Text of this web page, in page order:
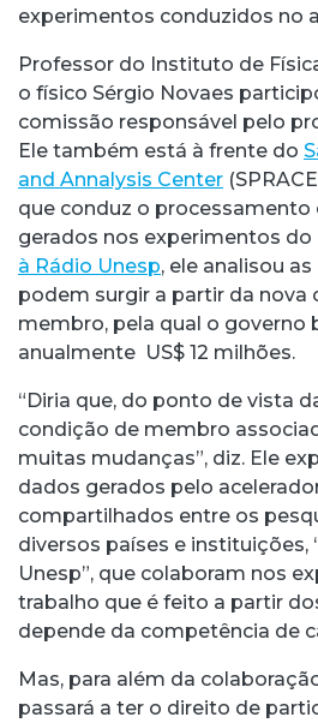
experimentos conduzidos no
Professor do Instituto de
o físico Sérgio Novaes
comissão responsável pelo
Ele também está à frente do
and Annalysis Center
que conduz o
gerados nos experimentos do
à Rádio Unesp, ele analisou
podem surgir a partir da nova
membro, pela qual o governo
anualmente US$ 12 milhões.
“Diria que, do ponto de vista
condição de membro
muitas mudanças”, diz. Ele
dados gerados pelo
compartilhados entre os
diversos países e instituições,
Unesp”, que colaboram nos
trabalho que é feito a partir
depende da competência de
Mas, para além da
passará a ter o direito de